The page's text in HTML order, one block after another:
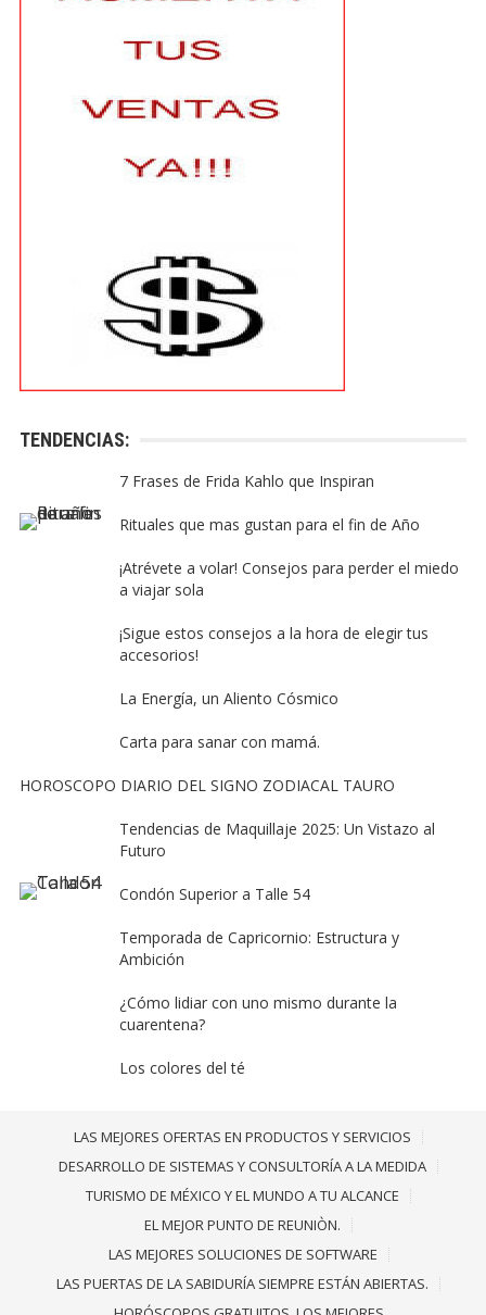
TENDENCIAS:
7 Frases de Frida Kahlo que Inspiran
Rituales que mas gustan para el fin de Año
¡Atrévete a volar! Consejos para perder el miedo
a viajar sola
¡Sigue estos consejos a la hora de elegir tus
accesorios!
La Energía, un Aliento Cósmico
Carta para sanar con mamá.
HOROSCOPO DIARIO DEL SIGNO ZODIACAL TAURO
Tendencias de Maquillaje 2025: Un Vistazo al
Futuro
Condón Superior a Talle 54
Temporada de Capricornio: Estructura y
Ambición
¿Cómo lidiar con uno mismo durante la
cuarentena?
Los colores del té
LAS MEJORES OFERTAS EN PRODUCTOS Y SERVICIOS
DESARROLLO DE SISTEMAS Y CONSULTORÍA A LA MEDIDA
TURISMO DE MÉXICO Y EL MUNDO A TU ALCANCE
EL MEJOR PUNTO DE REUNIÒN.
LAS MEJORES SOLUCIONES DE SOFTWARE
LAS PUERTAS DE LA SABIDURÍA SIEMPRE ESTÁN ABIERTAS.